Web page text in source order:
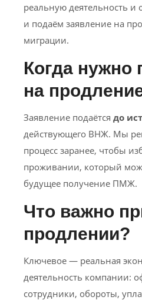
реальную деятельность и
и подаём заявление на
миграции.
Когда нужно
на
Заявление подаётся до
действующего ВНЖ. Мы
процесс заранее, чтобы
проживании, который
будущее получение ПМЖ.
Что важно
продлении?
Ключевое — реальная
деятельность компании:
сотрудники, обороты,